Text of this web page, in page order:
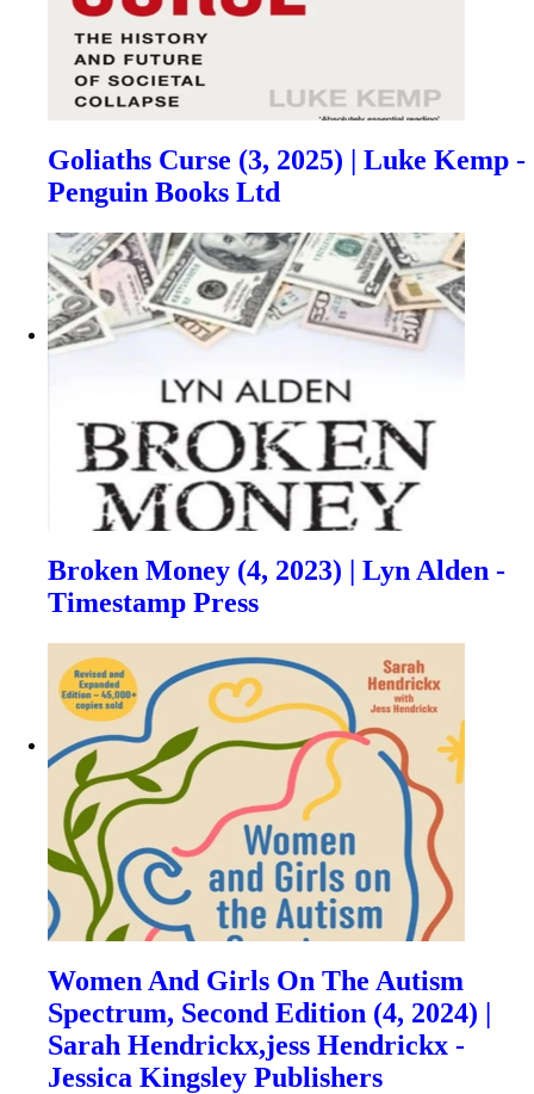
Goliaths Curse (3, 2025) | Luke Kemp -
Penguin Books Ltd
Broken Money (4, 2023) | Lyn Alden -
Timestamp Press
Women And Girls On The Autism
Spectrum, Second Edition (4, 2024) |
Sarah Hendrickx,jess Hendrickx -
Jessica Kingsley Publishers